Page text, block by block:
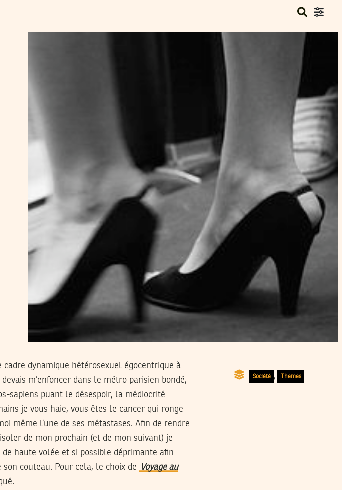
Société , Themes
dynamique hétérosexuel égocentrique à
m’enfoncer dans le métro parisien bondé,
sapiens puant le désespoir, la médiocrité
je vous haie, vous êtes le cancer qui ronge
même l’une de ses métastases. Afin de rendre
de mon prochain (et de mon suivant) je
haute volée et si possible déprimante afin
couteau. Pour cela, le choix de
Voyage au